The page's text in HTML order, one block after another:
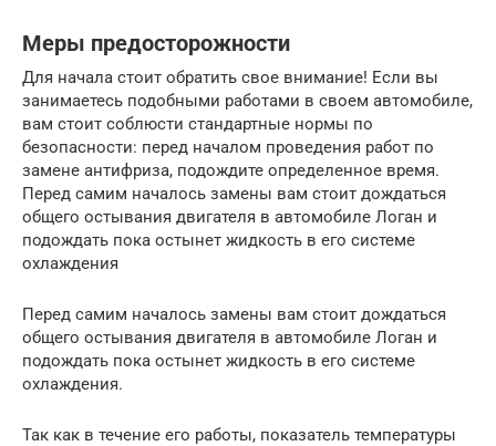
Меры предосторожности
Для начала стоит обратить свое внимание! Если вы
занимаетесь подобными работами в своем автомобиле,
вам стоит соблюсти стандартные нормы по
безопасности: перед началом проведения работ по
замене антифриза, подождите определенное время.
Перед самим началось замены вам стоит дождаться
общего остывания двигателя в автомобиле Логан и
подождать пока остынет жидкость в его системе
охлаждения
Перед самим началось замены вам стоит дождаться
общего остывания двигателя в автомобиле Логан и
подождать пока остынет жидкость в его системе
охлаждения.
Так как в течение его работы, показатель температуры